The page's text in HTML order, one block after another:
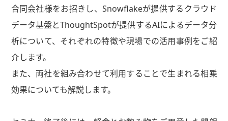
合同会社様をお招きし、Snowflakeが提供するクラウド
データ基盤とThoughtSpotが提供するAIによるデータ分
析について、それぞれの特徴や現場での活用事例をご紹
介します。
また、両社を組み合わせて利用することで生まれる相乗
効果についても解説します。